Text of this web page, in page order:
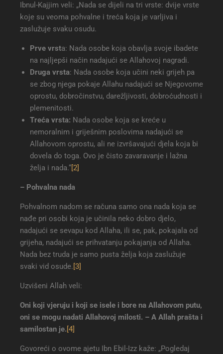
Ibnul-Kajjim veli: „Nada se dijeli na tri vrste: dvije vrste
koje su veoma pohvalne i treća koja je varljiva i
zaslužuje svaku osudu.
Prve vrsta: Nada osobe koja obavlja svoje ibadete
na najljepši način nadajući se Allahovoj nagradi.
Druga vrsta: Nada osobe koja učini neki grijeh pa
se zbog njega pokaje Allahu nadajući se Njegovome
oprostu, dobročinstvu, darežljivosti, dobroćudnosti i
plemenitosti.
Treća vrsta: Nada osobe koja se kreće u
nemoralnim i griješnim poslovima nadajući se
Allahovom oprostu, ali ne izvršavajući djela koja bi
dovela do toga. Ovo je čisto zavaravanje i lažna
želja i nada.“[2]
– Pohvalna nada
Pohvalnom nadom se računa samo ona nada koja se
nađe pri osobi koja je učinila neko dobro djelo,
nadajući se sevapu kod Allaha, ili se, pak, pokajala od
grijeha, nadajući se prihvatanju pokajanja od Allaha.
Nada bez truda je samo pusta želja koja zaslužuje
svaki vid osude.[3]
Uzvišeni Allah veli:
Oni koji vjeruju i koji se isele i bore na Allahovom putu,
oni se mogu nadati Allahovoj milosti. – A Allah prašta i
samilostan je.[4]
Govoreći o ovome ajetu Ibn Ebil-Izz kaže: „Pogledaj